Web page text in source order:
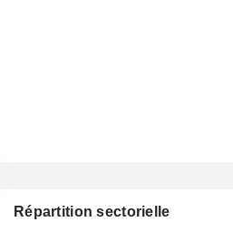
Répartition sectorielle